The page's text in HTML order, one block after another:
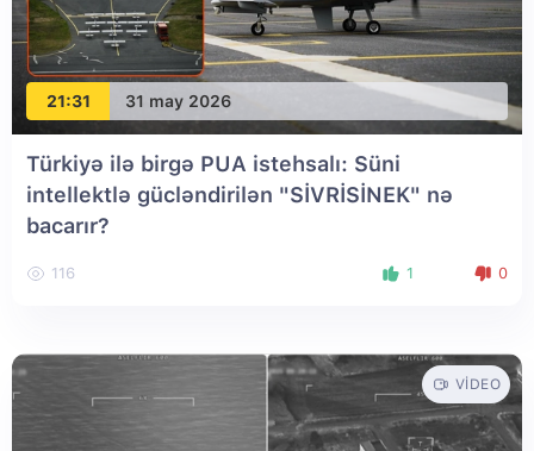
21:31 31 may 2026
Türkiyə ilə birgə PUA istehsalı: Süni
intellektlə gücləndirilən "SİVRİSİNEK" nə
bacarır?
116 1 0
VIDEO